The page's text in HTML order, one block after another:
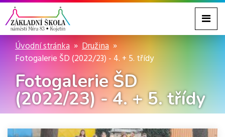
Úvodní stránka
Družina
Fotogalerie ŠD (2022/23) - 4. + 5. třídy
Fotogalerie ŠD
(2022/23) - 4. + 5. třídy